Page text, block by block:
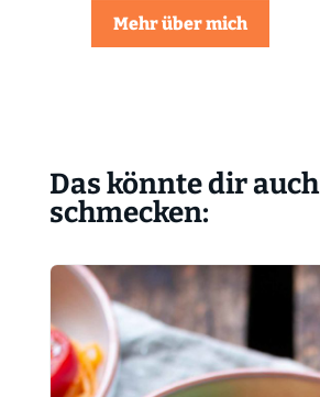
Mehr über mich
Das könnte dir auch
schmecken: